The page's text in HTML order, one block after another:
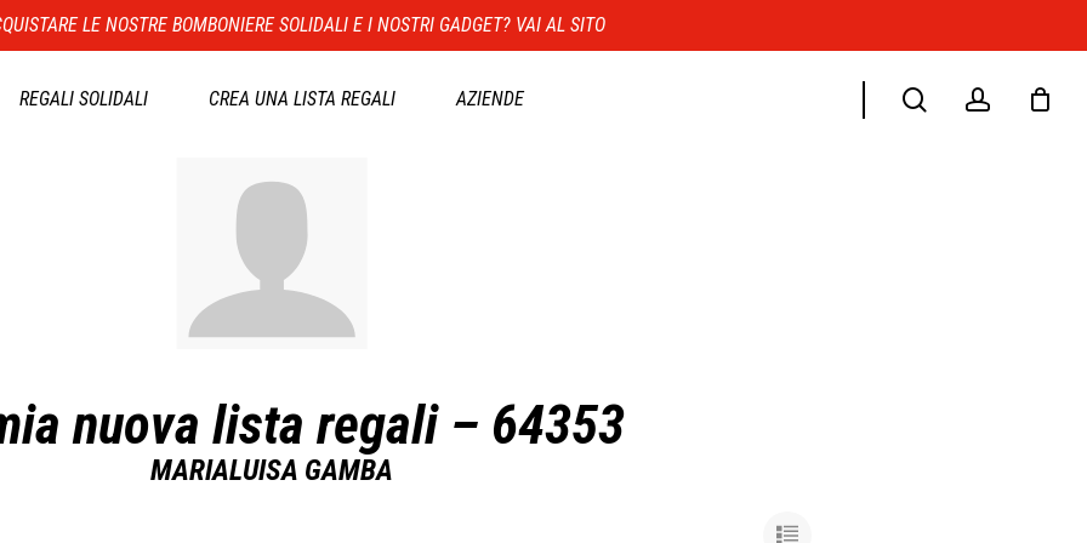
LE NOSTRE BOMBONIERE SOLIDALI E I NOSTRI GADGET? VAI AL SITO
REGALI SOLIDALI CREA UNA LISTA REGALI AZIENDE searchaccount
nuova lista regali – 64353
MARIALUISA GAMBA